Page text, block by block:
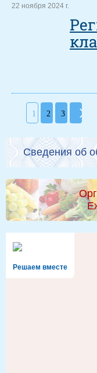
22 ноября 2024 г.
1 2 3
Сведения об
Решаем вместе